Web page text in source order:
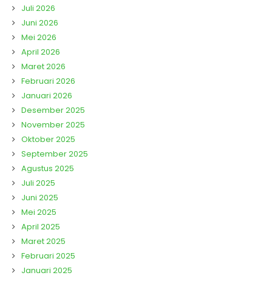
Juli 2026
Juni 2026
Mei 2026
April 2026
Maret 2026
Februari 2026
Januari 2026
Desember 2025
November 2025
Oktober 2025
September 2025
Agustus 2025
Juli 2025
Juni 2025
Mei 2025
April 2025
Maret 2025
Februari 2025
Januari 2025